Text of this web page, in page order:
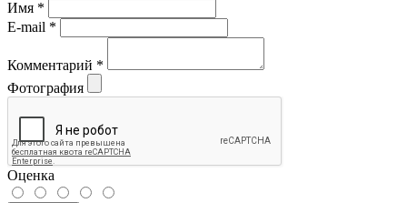
Имя *
E-mail *
Комментарий *
Фотография
Оценка